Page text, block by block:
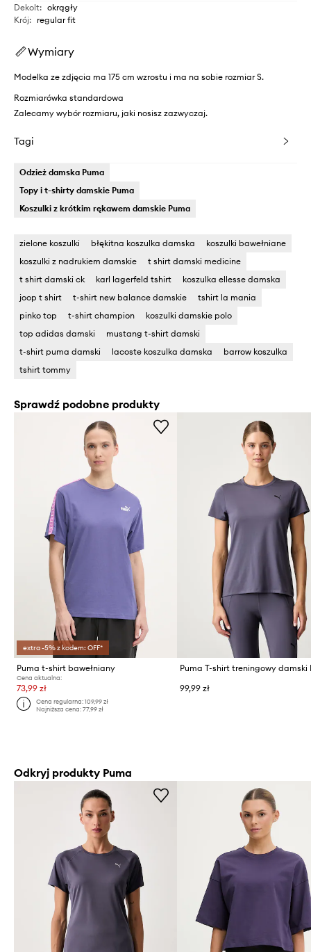
Dekolt: okrągły
Krój: regular fit
Wymiary
Modelka ze zdjęcia ma 175 cm wzrostu i ma na sobie rozmiar S.
Rozmiarówka standardowa
Zalecamy wybór rozmiaru, jaki nosisz zazwyczaj.
Tagi
Odzież damska Puma
Topy i t-shirty damskie Puma
Koszulki z krótkim rękawem damskie Puma
zielone koszulki błękitna koszulka damska
koszulki bawełniane
koszulki z nadrukiem damskie
t shirt damski medicine
t shirt damski ck
karl lagerfeld tshirt
koszulka ellesse damska
joop t shirt
t-shirt new balance damskie
tshirt la mania
pinko top
t-shirt champion
koszulki damskie polo
top adidas damski
mustang t-shirt damski
t-shirt puma damski
lacoste koszulka damska
barrow koszulka
tshirt tommy
Sprawdź podobne produkty
extra -5% z kodem: OFF*
Puma t-shirt bawełniany
Cena aktualna:
73,99 zł
Cena regularna:109,99 zł
Najniższa cena:77,99 zł
99,99 zł
Odkryj produkty Puma